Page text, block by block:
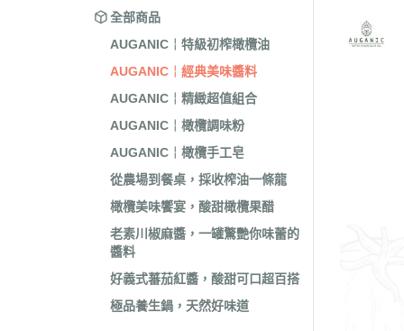
全部商品
AUGANIC￤特級初榨橄欖油
AUGANIC￤經典美味醬料
AUGANIC￤精緻超值組合
AUGANIC￤橄欖調味粉
AUGANIC￤橄欖手工皂
從農場到餐桌，採收榨油一條龍
橄欖美味饗宴，酸甜橄欖果醋
老素川椒麻醬，一罐驚艷你味蕾的
醬料
好義式蕃茄紅醬，酸甜可口超百搭
極品養生鍋，天然好味道